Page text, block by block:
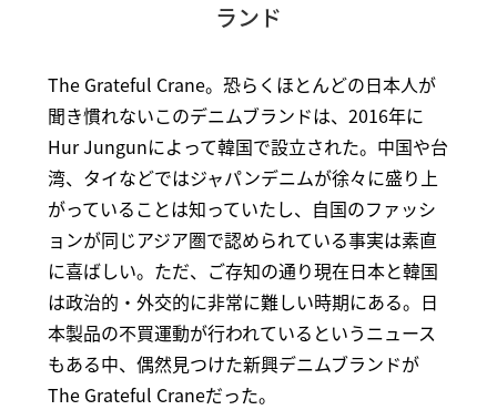
ランド
The Grateful Crane。恐らくほとんどの日本人が
聞き慣れないこのデニムブランドは、2016年に
Hur Jungunによって韓国で設立された。中国や台
湾、タイなどではジャパンデニムが徐々に盛り上
がっていることは知っていたし、自国のファッシ
ョンが同じアジア圏で認められている事実は素直
に喜ばしい。ただ、ご存知の通り現在日本と韓国
は政治的・外交的に非常に難しい時期にある。日
本製品の不買運動が行われているというニュース
もある中、偶然見つけた新興デニムブランドが
The Grateful Craneだった。